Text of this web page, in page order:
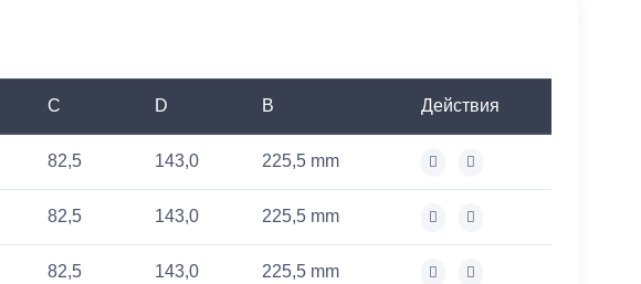
C D B Действия
82,5 143,0 225,5 mm
82,5 143,0 225,5 mm
82,5 143,0 225,5 mm